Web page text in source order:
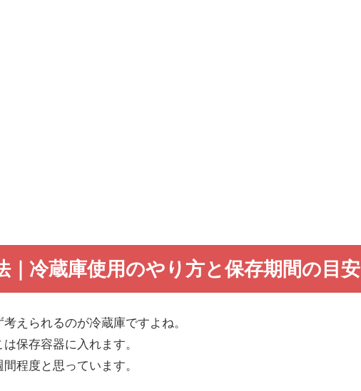
｜冷蔵庫使用のやり方と保存期間の目安
えられるのが冷蔵庫ですよね。
保存容器に入れます。
程度と思っています。